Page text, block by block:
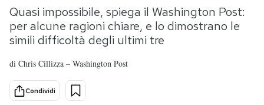
Tecnologia
Internet
Scienza
Cultura
Economia
Sport
Storie/Idee
Ok Boomer!
Media
Quasi impossibile, spiega il Washington Post:
per alcune ragioni chiare, e lo dimostrano le
simili difficoltà degli ultimi tre
di Chris Cillizza – Washington Post
Condividi